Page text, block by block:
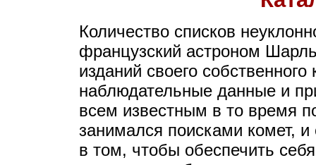
Количество списков
французский астроном
изданий своего
наблюдательные данные и
всем известным в то время
занимался поисками комет, и
в том, чтобы обеспечить